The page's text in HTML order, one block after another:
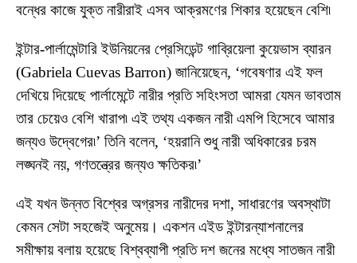
বন্ধের কাজে যুক্ত নারীরাই এসব আক্রমণের শিকার হয়েছেন বেশি৷
ইন্টার-পার্লামেন্টারি ইউনিয়নের প্রেসিডেন্ট গাব্রিয়েলা কুয়েভাস ব্যারন
(Gabriela Cuevas Barron) জানিয়েছেন, ‘গবেষণার এই ফল
দেখিয়ে দিয়েছে পার্লামেন্টে নারীর প্রতি সহিংসতা আমরা যেমন ভাবতাম
তার চেয়েও বেশি খারাপ৷ এই তথ্য একজন নারী এমপি হিসেবে আমার
জন্যও উদ্বেগের৷’ তিনি বলেন, ‘হয়রানি শুধু নারী অধিকারের চরম
লঙ্ঘনই নয়, গণতন্ত্রের জন্যও ক্ষতিকর৷’
এই যখন উন্নত বিশ্বের অগ্রসর নারীদের দশা, সাধারণের অবস্থাটা
কেমন সেটা সহজেই অনুমেয়। একশন এইড ইন্টারন্যাশনালের
সমীক্ষায় বলায় হয়েছে বিশ্বব্যাপী প্রতি দশ জনের মধ্যে সাতজন নারী